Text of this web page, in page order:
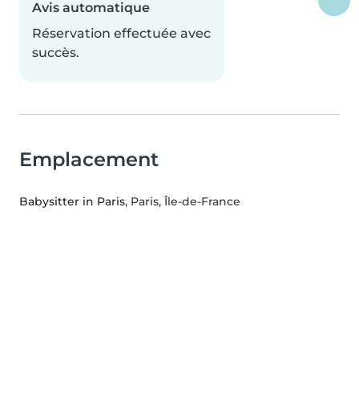
Avis automatique
Réservation effectuée avec
succès.
Emplacement
Babysitter in Paris, Paris, Île-de-France